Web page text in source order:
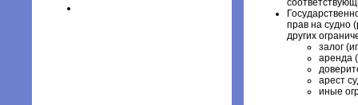
прав на судно
других
залог
аренда
арест
иные